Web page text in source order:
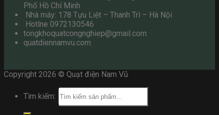
Phố Hồ Chí Minh
Nhà máy: 178 Tựu Liệt – Thanh Trì – Hà Nội
Hotlne 0972130546
tongkhoquatcongnghiep@gmail.com
quatdiennamvu.com
Copyright 2026 © Quạt điện Nam Vũ
Tìm kiếm: